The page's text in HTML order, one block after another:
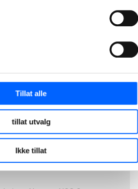
Tillat alle
tillat utvalg
Ikke tillat